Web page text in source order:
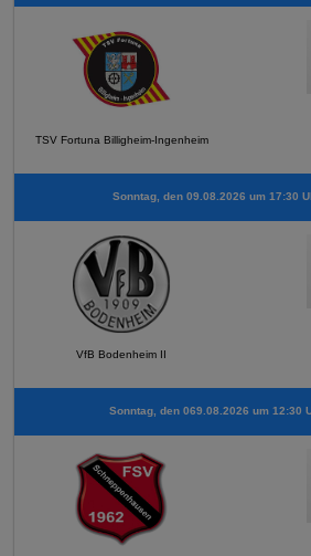
TSV Fortuna Billigheim-Ingenheim
Sonntag, den 09.08.2026 um 17:30
VfB Bodenheim II
Sonntag, den 069.08.2026 um 12:30